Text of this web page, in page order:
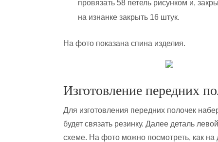
провязать 58 петель рисунком и,
на изнанке закрыть 16 штук.
На фото показана спина изделия.
Изготовление передних
Для изготовления передних полочек
будет связать резинку. Далее деталь
схеме. На фото можно посмотреть, как на